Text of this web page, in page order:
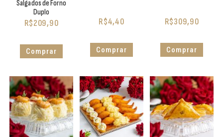
Salgados de Forno
Duplo
R$209,90
Comprar
R$4,40
Comprar
R$309,90
Comprar